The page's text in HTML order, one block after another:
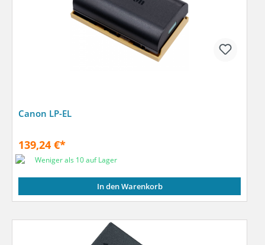
Canon LP-EL
139,24 €*
Weniger als 10 auf Lager
In den Warenkorb